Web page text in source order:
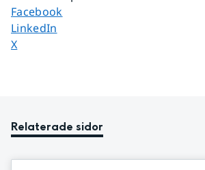
Dela sidan på
Facebook
Dela sidan på
LinkedIn
Dela sidan på
X
Relaterade sidor